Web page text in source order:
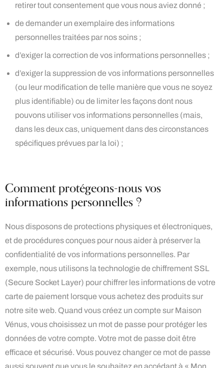
retirer tout consentement que vous nous aviez donné ;
de demander un exemplaire des informations
personnelles traitées par nos soins ;
d’exiger la correction de vos informations personnelles ;
d’exiger la suppression de vos informations personnelles
(ou leur modification de telle manière que vous ne soyez
plus identifiable) ou de limiter les façons dont nous
pouvons utiliser vos informations personnelles (mais,
dans les deux cas, uniquement dans des circonstances
spécifiques prévues par la loi) ;
Comment protégeons-nous vos
informations personnelles ?
Nous disposons de protections physiques et électroniques,
et de procédures conçues pour nous aider à préserver la
confidentialité de vos informations personnelles. Par
exemple, nous utilisons la technologie de chiffrement SSL
(Secure Socket Layer) pour chiffrer les informations de votre
carte de paiement lorsque vous achetez des produits sur
notre site web. Quand vous créez un compte sur Maison
Vénus, vous choisissez un mot de passe pour protéger les
données de votre compte. Votre mot de passe doit être
efficace et sécurisé. Vous pouvez changer ce mot de passe
aussi souvent que vous le souhaitez en accédant à « Mon